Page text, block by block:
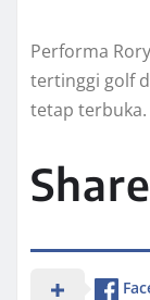
Performa
tertinggi golf
tetap terbuka.
Share